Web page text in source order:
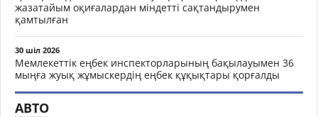
жазатайым оқиғалардан міндетті сақтандырумен
қамтылған
30 шіл 2026
Мемлекеттік еңбек инспекторларының бақылауымен 36
мыңға жуық жұмыскердің еңбек құқықтары қорғалды
АВТО